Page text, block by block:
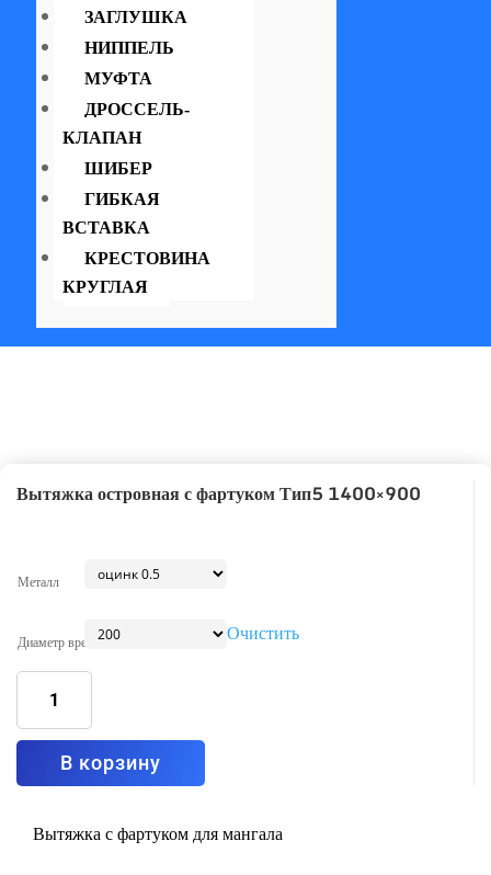
ЗАГЛУШКА
НИППЕЛЬ
МУФТА
ДРОССЕЛЬ-
КЛАПАН
ШИБЕР
ГИБКАЯ
ВСТАВКА
КРЕСТОВИНА
КРУГЛАЯ
Вытяжка островная с фартуком Тип5 1400×900
Металл
Диаметр врезки Очистить
Количество
Вытяжка
с
фартуком
1400x900В корзину
Вытяжка с фартуком для мангала